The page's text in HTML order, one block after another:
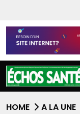
HOME A LA UNE